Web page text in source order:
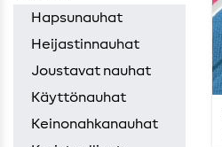
Hapsunauhat
Heijastinnauhat
Joustavat nauhat
Käyttönauhat
Keinonahkanauhat